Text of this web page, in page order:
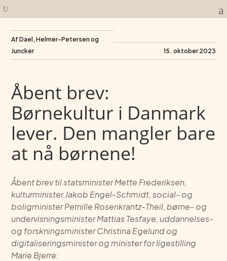
Af Dael, Helmer-Petersen og
Juncker
15. oktober 2023
Åbent brev:
Børnekultur i Danmark
lever. Den mangler bare
at nå børnene!
Åbent brev til statsminister Mette Frederiksen,
kulturminister Jakob Engel-Schmidt, social- og
boligminister Pernille Rosenkrantz-Theil, børne- og
undervisningsminister Mattias Tesfaye, uddannelses-
og forskningsminister Christina Egelund og
digitaliseringsminister og minister for ligestilling
Marie Bjerre: